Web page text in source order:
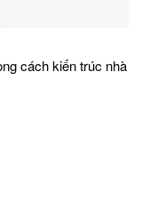
cách kiến trúc nhà